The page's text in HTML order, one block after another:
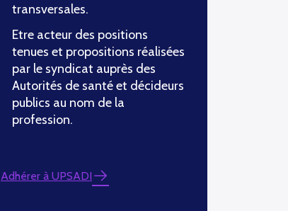
transversales.
Etre acteur des positions
tenues et propositions réalisées
par le syndicat auprès des
Autorités de santé et décideurs
publics au nom de la
profession.
Adhérer à UPSADI